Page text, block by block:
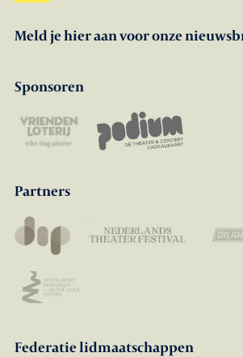
Meld je hier aan voor onze
Sponsoren
Partners
Federatie lidmaatschappen